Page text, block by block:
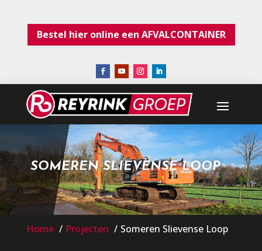
Bestel hier online een AFVALCONTAINER
SOMEREN SLIEVENSE LOOP
Home Projecten Someren Slievense Loop